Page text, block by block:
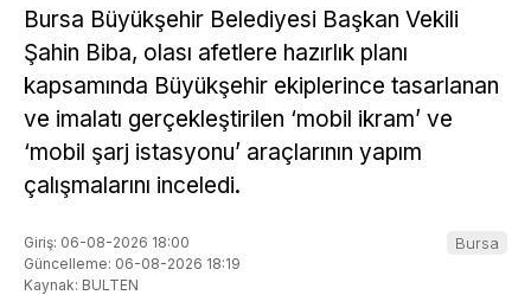
Bursa Büyükşehir Belediyesi Başkan Vekili
Şahin Biba, olası afetlere hazırlık planı
kapsamında Büyükşehir ekiplerince tasarlanan
ve imalatı gerçekleştirilen ‘mobil ikram’ ve
‘mobil şarj istasyonu’ araçlarının yapım
çalışmalarını inceledi.
Giriş: 06-08-2026 18:00
Güncelleme: 06-08-2026 18:19
Kaynak: BULTEN
Bursa